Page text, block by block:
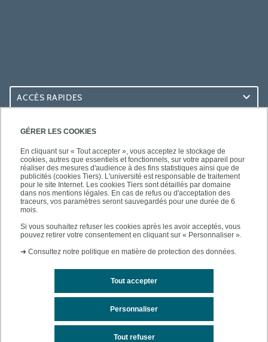
GÉRER LES COOKIES
En cliquant sur « Tout accepter », vous acceptez le stockage de
cookies, autres que essentiels et fonctionnels, sur votre appareil pour
réaliser des mesures d'audience à des fins statistiques ainsi que de
publicités (cookies Tiers). L'université est responsable de traitement
pour le site Internet. Les cookies Tiers sont détaillés par domaine
dans nos mentions légales. En cas de refus ou d'acceptation des
traceurs, vos paramètres seront sauvegardés pour une durée de 6
mois.
Si vous souhaitez refuser les cookies après les avoir acceptés, vous
pouvez retirer votre consentement en cliquant sur « Personnaliser ».
➜ Consultez notre politique en matière de protection des données.
Tout accepter
Tout refuser
Personnaliser
ACCÈS RAPIDES
ACCÈS PRATIQUES
SUIVEZ-NOUS
Contacts
Plan du site